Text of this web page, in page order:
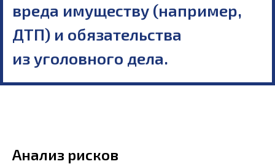
вреда имуществу (например,
ДТП) и обязательства
из уголовного дела.
Анализ рисков